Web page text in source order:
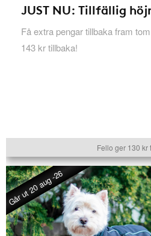
JUST NU: Tillfällig
Få extra pengar tillbaka fram
143 kr tillbaka!
Fello ger 130 kr
Går ut 20 aug -26